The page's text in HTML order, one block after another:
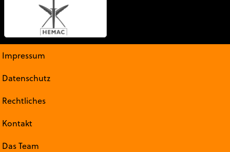
Impressum
Datenschutz
Rechtliches
Kontakt
Das Team